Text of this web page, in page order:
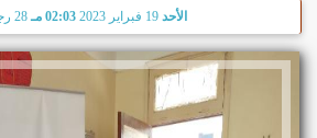
الأحد 02:03 مـ 28 رجب 1444